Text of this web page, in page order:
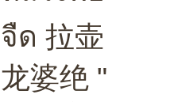
จืด 拉壶
龙婆绝 "